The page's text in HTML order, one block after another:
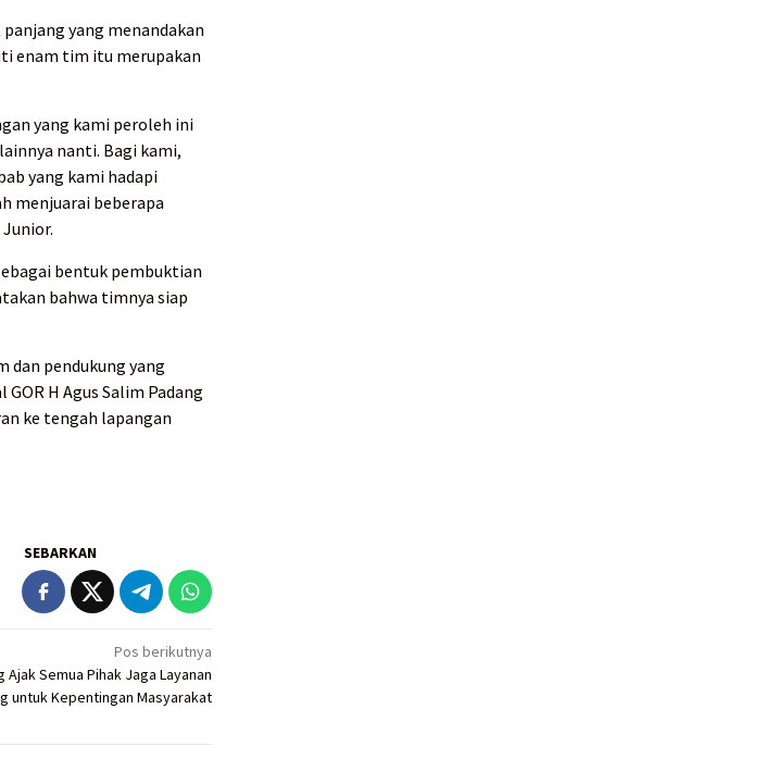
yang menandakan
enam tim itu merupakan
yang kami peroleh ini
nanti. Bagi kami,
yang kami hadapi
menjuarai beberapa
bentuk pembuktian
bahwa timnya siap
dan pendukung yang
H Agus Salim Padang
ke tengah lapangan
SEBARKAN
Pos berikutnya
Ajak Semua Pihak Jaga Layanan
untuk Kepentingan Masyarakat